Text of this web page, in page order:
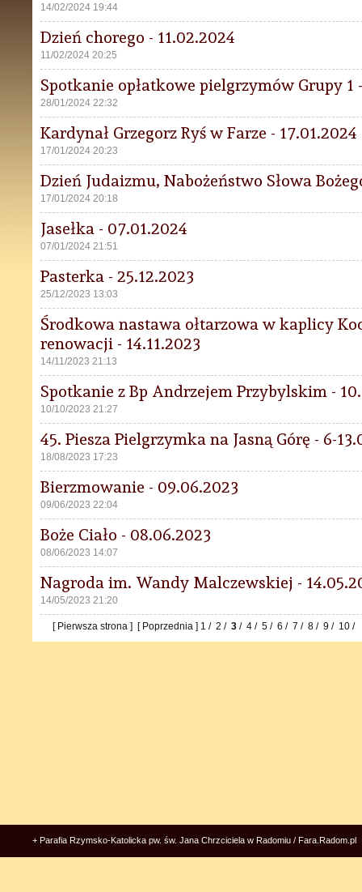
14/02/2024 19:44
Dzień chorego - 11.02.2024
11/02/2024 20:25
Spotkanie opłatkowe pielgrzymów Grupy 1
28/01/2024 22:32
Kardynał Grzegorz Ryś w Farze - 17.01.2024
17/01/2024 20:23
Dzień Judaizmu, Nabożeństwo Słowa
17/01/2024 20:18
Jasełka - 07.01.2024
07/01/2024 21:51
Pasterka - 25.12.2023
25/12/2023 13:03
Środkowa nastawa ołtarzowa w kaplicy
renowacji - 14.11.2023
14/11/2023 21:13
Spotkanie z Bp Andrzejem Przybylskim -
10/10/2023 21:27
45. Piesza Pielgrzymka na Jasną Górę - 6-
18/08/2023 17:23
Bierzmowanie - 09.06.2023
09/06/2023 22:04
Boże Ciało - 08.06.2023
08/06/2023 14:07
Nagroda im. Wandy Malczewskiej -
14/05/2023 21:20
[ Pierwsza strona ] [ Poprzednia ] 1 / 2 / 3 / 4 / 5 / 6 / 7 / 8 / 9 / 10 /
+ Parafia Rzymsko-Katolicka pw. św. Jana Chrzciciela w Radomiu / Fara.Radom.pl